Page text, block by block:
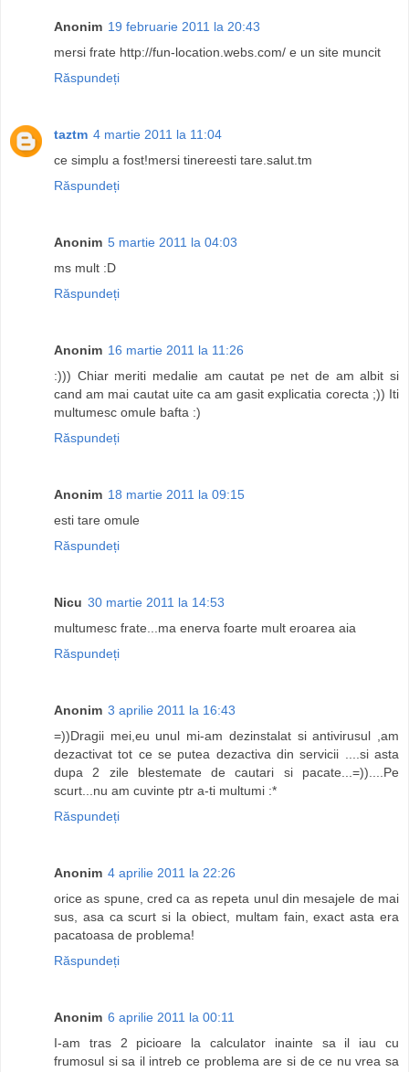
Anonim 19 februarie 2011 la 20:43
mersi frate http://fun-location.webs.com/ e un site muncit
Răspundeți
taztm 4 martie 2011 la 11:04
ce simplu a fost!mersi tinereesti tare.salut.tm
Răspundeți
Anonim 5 martie 2011 la 04:03
ms mult :D
Răspundeți
Anonim 16 martie 2011 la 11:26
:))) Chiar meriti medalie am cautat pe net de am albit si
cand am mai cautat uite ca am gasit explicatia corecta ;)) Iti
multumesc omule bafta :)
Răspundeți
Anonim 18 martie 2011 la 09:15
esti tare omule
Răspundeți
Nicu 30 martie 2011 la 14:53
multumesc frate...ma enerva foarte mult eroarea aia
Răspundeți
Anonim 3 aprilie 2011 la 16:43
=))Dragii mei,eu unul mi-am dezinstalat si antivirusul ,am
dezactivat tot ce se putea dezactiva din servicii ....si asta
dupa 2 zile blestemate de cautari si pacate...=))....Pe
scurt...nu am cuvinte ptr a-ti multumi :*
Răspundeți
Anonim 4 aprilie 2011 la 22:26
orice as spune, cred ca as repeta unul din mesajele de mai
sus, asa ca scurt si la obiect, multam fain, exact asta era
pacatoasa de problema!
Răspundeți
Anonim 6 aprilie 2011 la 00:11
I-am tras 2 picioare la calculator inainte sa il iau cu
frumosul si sa il intreb ce problema are si de ce nu vrea sa